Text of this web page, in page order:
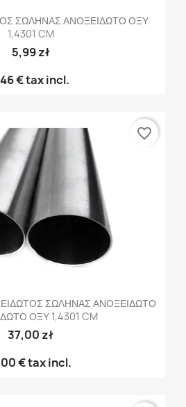
ΣΩΛΗΝΑΣ ΑΝΟΞΕΙΔΩΤΟ ΟΞΥ
1,4301 CM
5,99 zł
€tax incl.
ΣΩΛΗΝΑΣ ΑΝΟΞΕΙΔΩΤΟ
ΟΞΥ 1,4301 CM
37,00 zł
€tax incl.
favorite_border